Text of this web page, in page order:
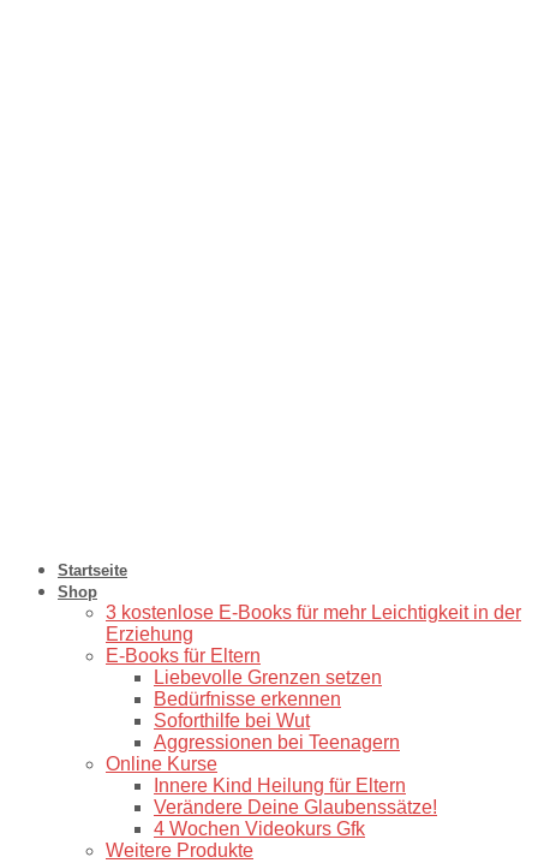
Startseite
Shop
3 kostenlose E-Books für mehr Leichtigkeit in der
Erziehung
E-Books für Eltern
Liebevolle Grenzen setzen
Bedürfnisse erkennen
Soforthilfe bei Wut
Aggressionen bei Teenagern
Online Kurse
Innere Kind Heilung für Eltern
Verändere Deine Glaubenssätze!
4 Wochen Videokurs Gfk
Weitere Produkte